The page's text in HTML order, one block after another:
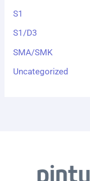
S1
S1/D3
SMA/SMK
Uncategorized